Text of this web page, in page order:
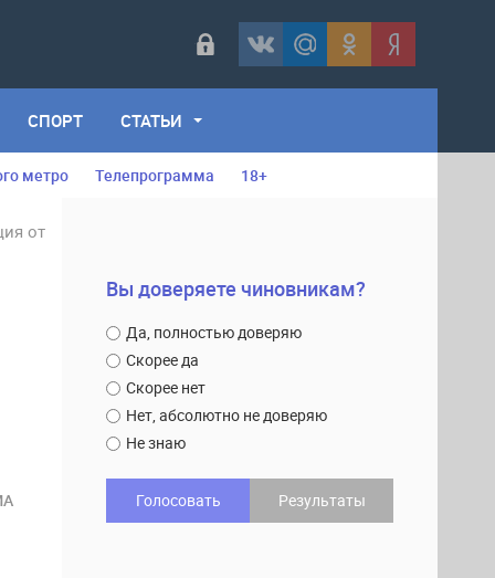
СПОРТ СТАТЬИ
метро Телепрограмма 18+
от
Вы доверяете чиновникам?
Да, полностью доверяю
Скорее да
Скорее нет
Нет, абсолютно не доверяю
Не знаю
Голосовать Результаты